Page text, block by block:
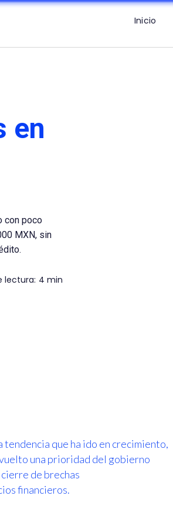
Inicio
en
con poco
MXN, sin
lectura: 4 min
tendencia que ha ido en crecimiento,
una prioridad del gobierno
de brechas
financieros.